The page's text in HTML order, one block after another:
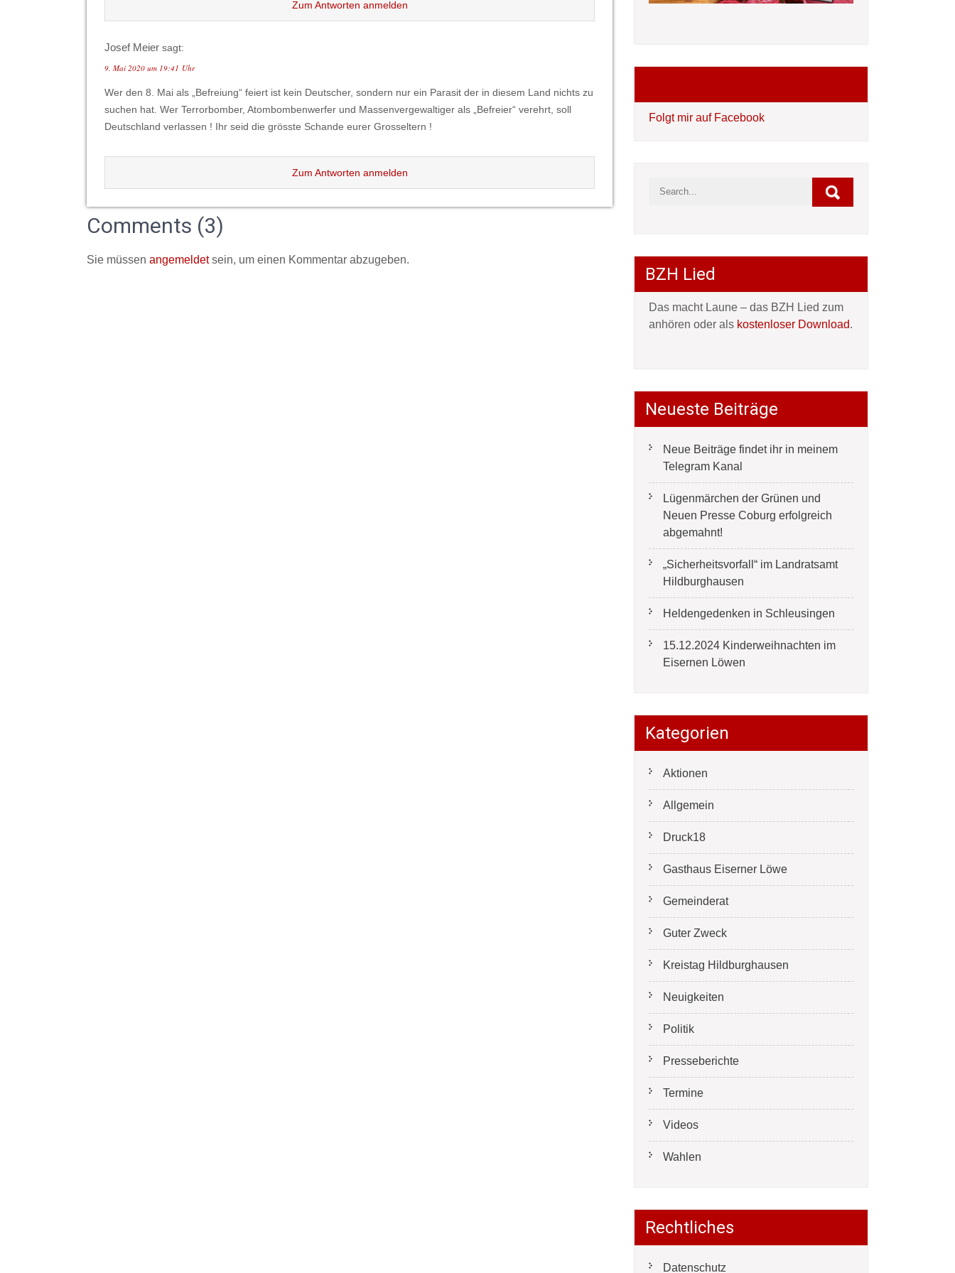
Zum Antworten anmelden
Josef Meier sagt:
9. Mai 2020 um 19:41 Uhr
Wer den 8. Mai als „Befreiung“ feiert ist kein Deutscher, sondern nur ein Parasit der in diesem Land nichts zu
suchen hat. Wer Terrorbomber, Atombombenwerfer und Massenvergewaltiger als „Befreier“ verehrt, soll
Deutschland verlassen ! Ihr seid die grösste Schande eurer Grosseltern !
Zum Antworten anmelden
Comments (3)
Sie müssen angemeldetsein, um einen Kommentar abzugeben.
Folgt mir auf Facebook
BZH Lied
Das macht Laune – das BZH Lied zum
anhören oder als kostenloser Download.
Neueste Beiträge
Neue Beiträge findet ihr in meinem
Telegram Kanal
Lügenmärchen der Grünen und
Neuen Presse Coburg erfolgreich
abgemahnt!
„Sicherheitsvorfall“ im Landratsamt
Hildburghausen
Heldengedenken in Schleusingen
15.12.2024 Kinderweihnachten im
Eisernen Löwen
Kategorien
Aktionen
Allgemein
Druck18
Gasthaus Eiserner Löwe
Gemeinderat
Guter Zweck
Kreistag Hildburghausen
Neuigkeiten
Politik
Presseberichte
Termine
Videos
Wahlen
Rechtliches
Datenschutz